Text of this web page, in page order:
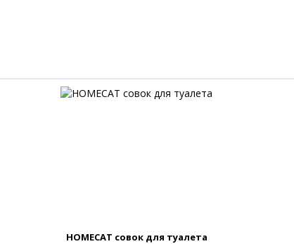
HOMECAT совок для туалета